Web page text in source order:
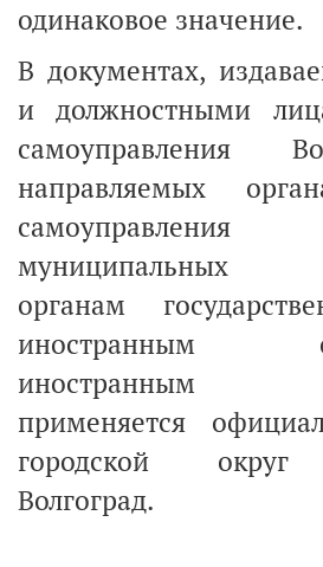
одинаковое значение.
В документах,
и должностными
самоуправления
направляемых
муниципальных
органам
иностранным
иностранным
применяется
городской округ
Волгоград.